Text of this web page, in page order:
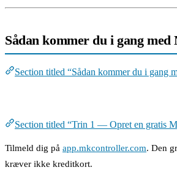
Sådan kommer du i gang
Section titled “Sådan kommer du i gang
Section titled “Trin 1 — Opret en gratis
Tilmeld dig på app.mkcontroller.com. Den
kræver ikke kreditkort.